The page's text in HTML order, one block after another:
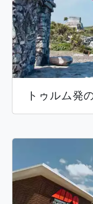
トゥルム発